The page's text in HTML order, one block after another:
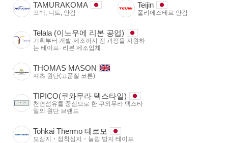
TAMURAKOMA
포백, 니트, 안감
Teijin
폴리에스테르 안감
Telala (이노우에 리본 공업)
기획부터 개발·제조까지 전 과정을 지원하
는 테이프· 리본 제조업체
THOMAS MASON
셔츠 원단(고품질 코튼)
TIPICO(쿠와무라 텍스타일)
천연섬유를 중심으로 한 쿠와무라 텍스타
일의 원단 브랜드
Tohkai Thermo 테르모
모심지・접착심지・늘림 방지 테이프